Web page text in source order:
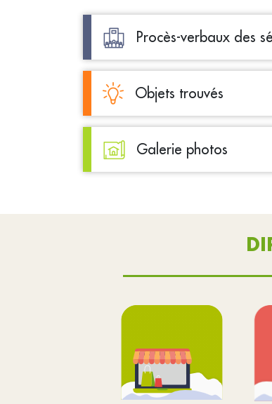
Procès-verbaux des
Objets trouvés
Galerie photos